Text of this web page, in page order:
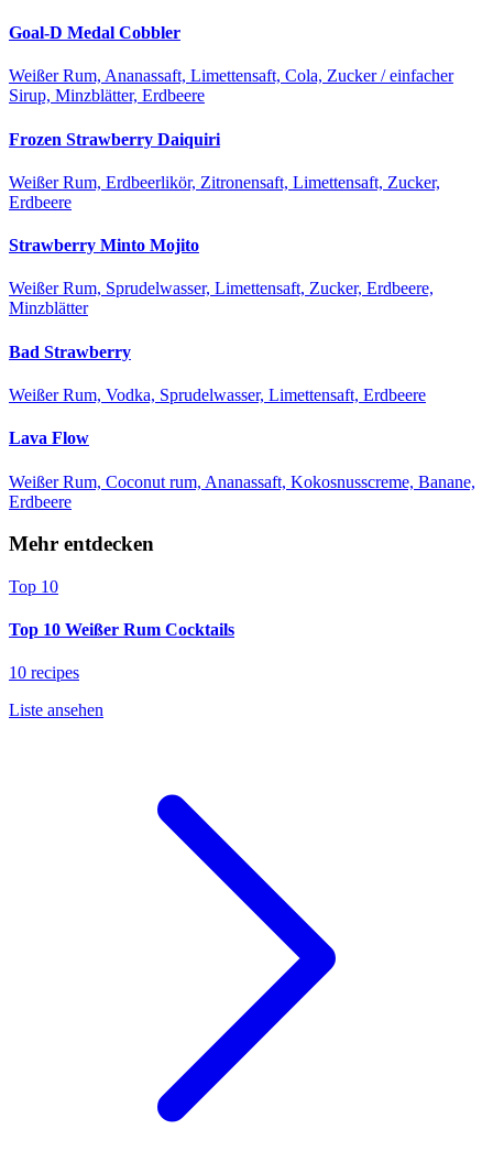
Goal-D Medal Cobbler
Weißer Rum, Ananassaft, Limettensaft, Cola, Zucker / einfacher
Sirup, Minzblätter, Erdbeere
Frozen Strawberry Daiquiri
Weißer Rum, Erdbeerlikör, Zitronensaft, Limettensaft, Zucker,
Erdbeere
Strawberry Minto Mojito
Weißer Rum, Sprudelwasser, Limettensaft, Zucker, Erdbeere,
Minzblätter
Bad Strawberry
Weißer Rum, Vodka, Sprudelwasser, Limettensaft, Erdbeere
Lava Flow
Weißer Rum, Coconut rum, Ananassaft, Kokosnusscreme, Banane,
Erdbeere
Mehr entdecken
Top 10
Top 10 Weißer Rum Cocktails
10 recipes
Liste ansehen